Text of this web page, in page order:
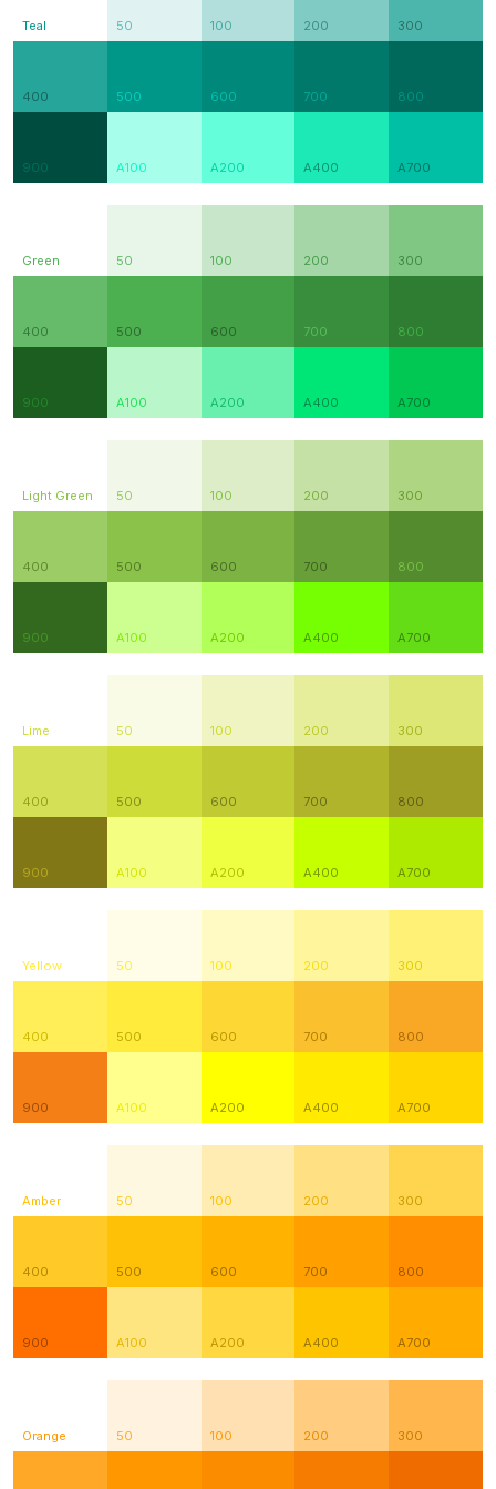
Teal 50 100 200 300
400 500 600 700 800
900 A100 A200 A400 A700
Green 50 100 200 300
400 500 600 700 800
900 A100 A200 A400 A700
Light Green 50 100 200 300
400 500 600 700 800
900 A100 A200 A400 A700
Lime 50 100 200 300
400 500 600 700 800
900 A100 A200 A400 A700
Yellow 50 100 200 300
400 500 600 700 800
900 A100 A200 A400 A700
Amber 50 100 200 300
400 500 600 700 800
900 A100 A200 A400 A700
Orange 50 100 200 300